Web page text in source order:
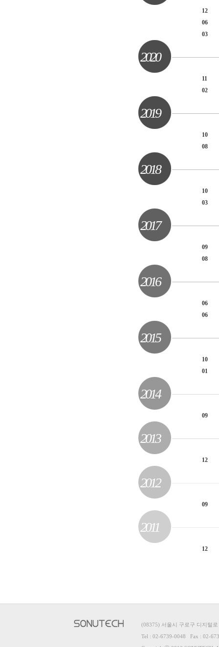
12
06
03
2020
11
02
2019
10
08
2018
10
03
2017
09
08
2016
06
06
2015
10
01
2014
09
2013
12
2012
09
2011
12
(08375) 서울시 구로구 디지털
Tel : 02-6739-0048 Fax : 02-